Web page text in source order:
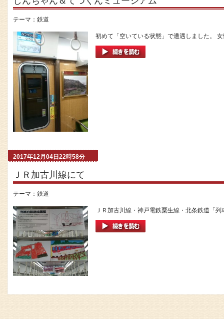
テーマ： 鉄道
初めて「空いている状態」で遭遇しました。
2017年12月04日22時58分
ＪＲ加古川線にて
テーマ： 鉄道
ＪＲ加古川線・神戸電鉄粟生線・北条鉄道「